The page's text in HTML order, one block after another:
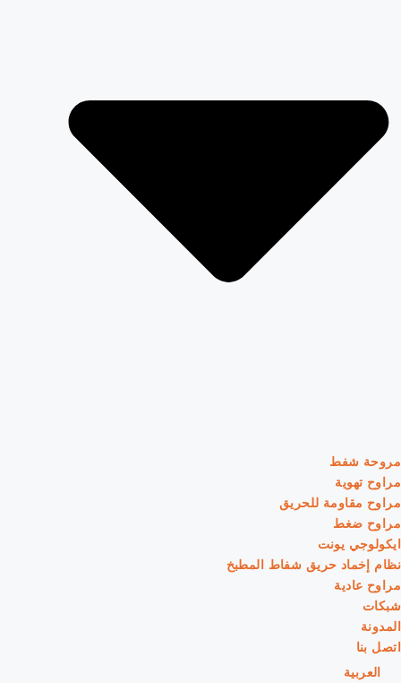
مروحة شفط
مراوح تهوية
مراوح مقاومة للحريق
مراوح ضغط
ايكولوجي يونت
نظام إخماد حريق شفاط المطبخ
مراوح عادية
شبكات
المدونة
اتصل بنا
العربية